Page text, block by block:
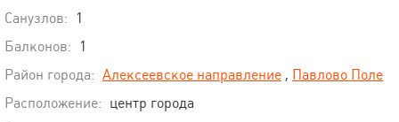
Санузлов:
1
Балконов:
1
Район города: Алексеевское направление , Павлово Поле
Расположение: центр города